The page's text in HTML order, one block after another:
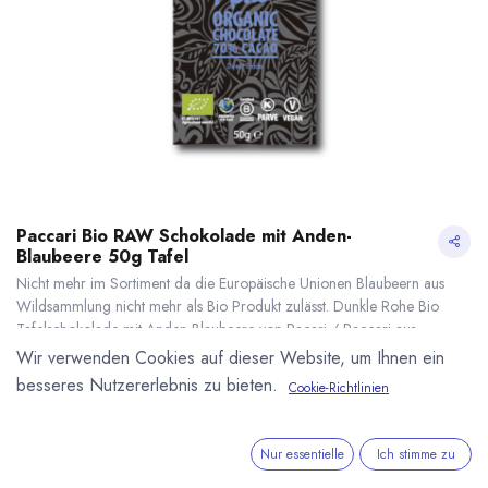
Paccari Bio RAW Schokolade mit Anden-
Blaubeere 50g Tafel
Nicht mehr im Sortiment da die Europäische Unionen Blaubeern aus
Wildsammlung nicht mehr als Bio Produkt zulässt. Dunkle Rohe Bio
Tafelschokolade mit Anden-Blaubeere von Pacari / Paccari aus
Ecuador. Gesüsst mit Kokosnusszucker. 50g Tafel.
5,69€*
(113,80€ /1 kg)
Lieferzeit: nicht mehr im Sortiment
Wir verwenden Cookies auf dieser Website, um Ihnen ein
besseres Nutzererlebnis zu bieten.
Cookie-Richtlinien
Nur essentielle Ich stimme zu